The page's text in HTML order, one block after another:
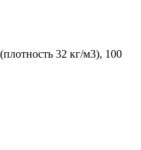
32 кг/м3), 100